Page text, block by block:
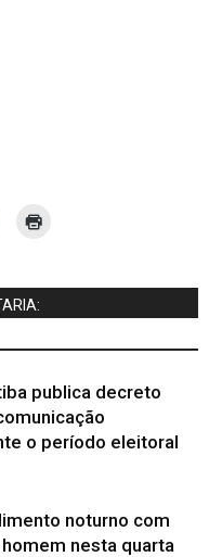
publica decreto
o período eleitoral
noturno com
nesta quarta